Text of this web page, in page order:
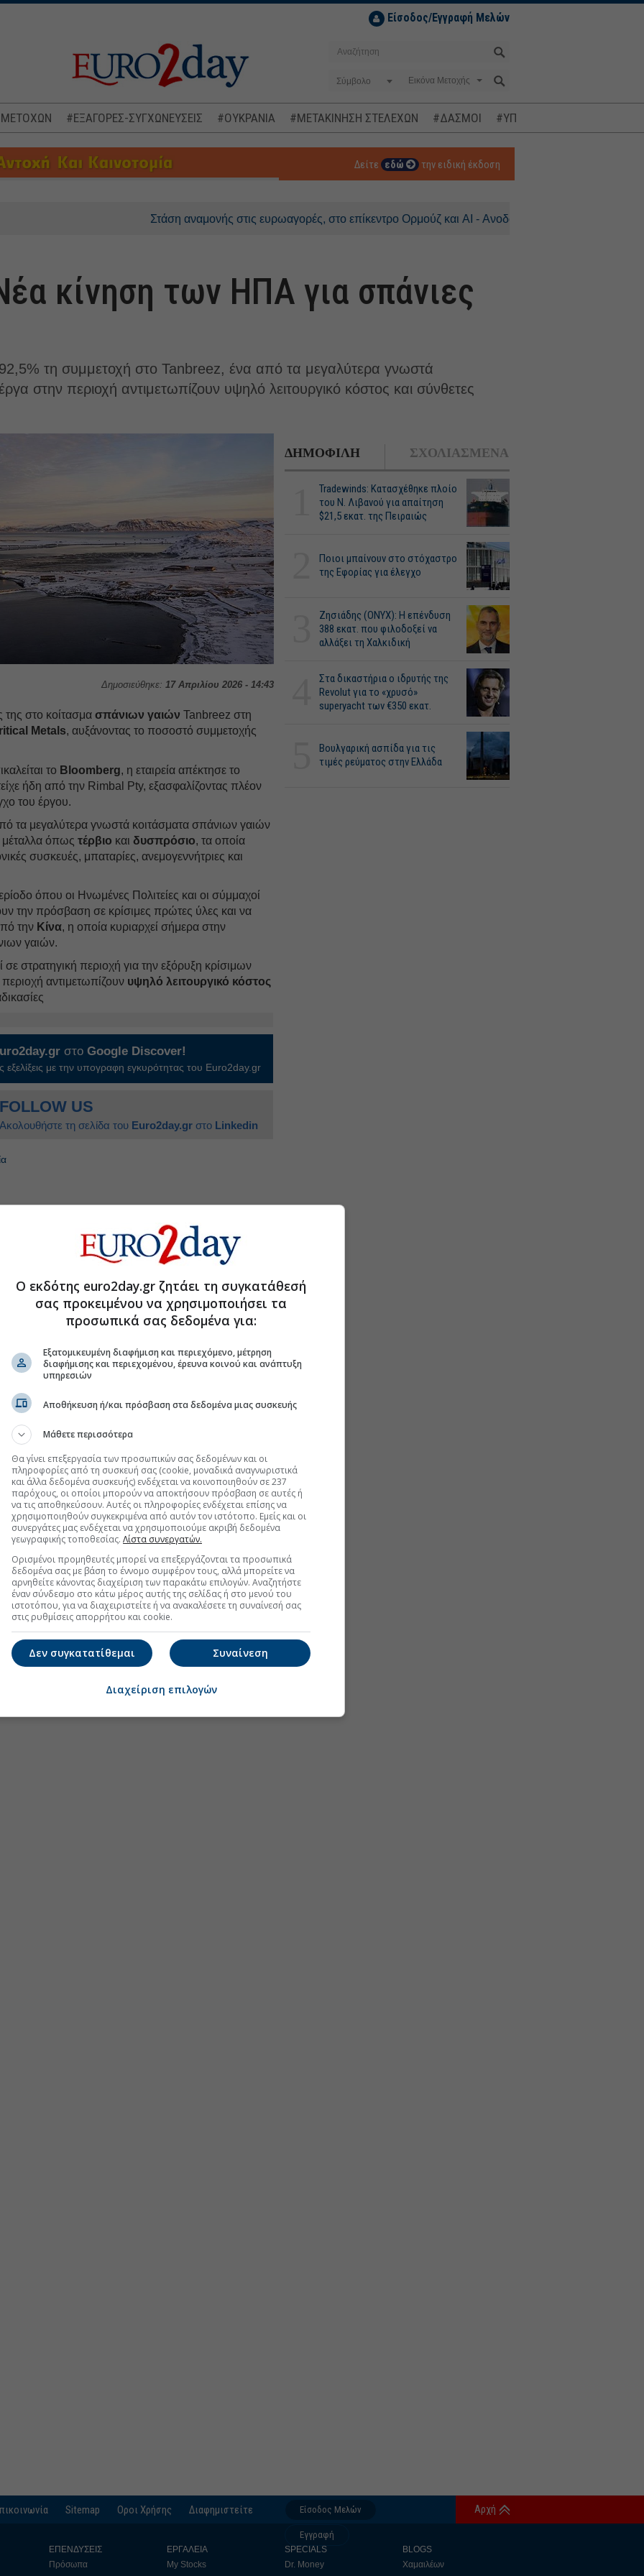
Είσοδος/Εγγραφή Μελών
Σύμβολο
ΜΕΤΟΧΩΝ #ΕΞΑΓΟΡΕΣ-ΣΥΓΧΩΝΕΥΣΕΙΣ #ΟΥΚΡΑΝΙΑ #ΜΕΤΑΚΙΝΗΣΗ ΣΤΕΛΕΧΩΝ #ΔΑΣΜΟΙ #ΥΠΟΚΛΟΠΕΣ
Δείτε εδώ την ειδική έκδοση
Στάση αναμονής στις ευρωαγορές, στο επίκεντρο Ορμούζ και AI - Ανοδος 0,3% για τον DAX
κίνηση των ΗΠΑ για σπάνιες
τη συμμετοχή στο Tanbreez, ένα από τα μεγαλύτερα γνωστά
στην περιοχή αντιμετωπίζουν υψηλό λειτουργικό κόστος και σύνθετες
Δημοσιεύθηκε: 17 Απριλίου 2026 - 14:43
της στο κοίτασμασπάνιων γαιών Tanbreez στη
Metals, αυξάνοντας το ποσοστό συμμετοχής
το Bloomberg, η εταιρεία απέκτησε το
ήδη από την Rimbal Pty, εξασφαλίζοντας πλέον
του έργου.
τα μεγαλύτερα γνωστά κοιτάσματα σπάνιων γαιών
μέταλλα όπωςτέρβιο καιδυσπρόσιο, τα οποία
συσκευές, μπαταρίες, ανεμογεννήτριες και
όπου οι Ηνωμένες Πολιτείες και οι σύμμαχοί
την πρόσβαση σε κρίσιμες πρώτες ύλες και να
την Κίνα, η οποία κυριαρχεί σήμερα στην
γαιών.
σε στρατηγική περιοχή για την εξόρυξη κρίσιμων
αντιμετωπίζουν υψηλό λειτουργικό κόστος
στοGoogle Discover!
εξελίξεις με την υπογραφη εγκυρότητας του Euro2day.gr
FOLLOW US
Ακολουθήστε τη σελίδα του Euro2day.gr στο Linkedin
Γροιλανδία μετά τις νέες δηλώσεις Τραμπ
εργαλείο για απεξάρτηση από την Κίνα
που «σπάνε» το κινεζικό μονοπώλιο
και κλάδοι έχουν ακόμη περιθώρια ανόδου
στο Discover
ΔΗΜΟΦΙΛΗ ΣΧΟΛΙΑΣΜΕΝΑ
Tradewinds: Κατασχέθηκε πλοίο
του Ν. Λιβανού για απαίτηση
$21,5 εκατ. της Πειραιώς
Ποιοι μπαίνουν στο στόχαστρο
της Εφορίας για έλεγχο
Ζησιάδης (ONYX): Η επένδυση
388 εκατ. που φιλοδοξεί να
αλλάξει τη Χαλκιδική
Στα δικαστήρια ο ιδρυτής της
Revolut για το «χρυσό»
superyacht των €350 εκατ.
Βουλγαρική ασπίδα για τις
τιμές ρεύματος στην Ελλάδα
Sitemap Οροι Χρήσης Διαφημιστείτε Είσοδος Μελών
Εγγραφή
Αρχή
ΕΠΕΝΔΥΣΕΙΣ
Πρόσωπα
ΕΡΓΑΛΕΙΑ
My Stocks
SPECIALS
Dr. Money
BLOGS
Χαμαιλέων
Ο εκδότης euro2day.gr ζητάει τη συγκατάθεσή
σας προκειμένου να χρησιμοποιήσει τα
προσωπικά σας δεδομένα για:
Εξατομικευμένη διαφήμιση και περιεχόμενο, μέτρηση
διαφήμισης και περιεχομένου, έρευνα κοινού και ανάπτυξη
υπηρεσιών
Αποθήκευση ή/και πρόσβαση στα δεδομένα μιας συσκευής
Μάθετε περισσότερα
Θα γίνει επεξεργασία των προσωπικών σας δεδομένων και οι
πληροφορίες από τη συσκευή σας (cookie, μοναδικά αναγνωριστικά
και άλλα δεδομένα συσκευής) ενδέχεται να κοινοποιηθούν σε 237
παρόχους, οι οποίοι μπορούν να αποκτήσουν πρόσβαση σε αυτές ή
να τις αποθηκεύσουν. Αυτές οι πληροφορίες ενδέχεται επίσης να
χρησιμοποιηθούν συγκεκριμένα από αυτόν τον ιστότοπο. Εμείς και οι
συνεργάτες μας ενδέχεται να χρησιμοποιούμε ακριβή δεδομένα
γεωγραφικής τοποθεσίας. Λίστα συνεργατών.
Ορισμένοι προμηθευτές μπορεί να επεξεργάζονται τα προσωπικά
δεδομένα σας με βάση το έννομο συμφέρον τους, αλλά μπορείτε να
αρνηθείτε κάνοντας διαχείριση των παρακάτω επιλογών. Αναζητήστε
έναν σύνδεσμο στο κάτω μέρος αυτής της σελίδας ή στο μενού του
ιστοτόπου, για να διαχειριστείτε ή να ανακαλέσετε τη συναίνεσή σας
στις ρυθμίσεις απορρήτου και cookie.
Συναίνεση
Δεν συγκατατίθεμαι
Διαχείριση επιλογών